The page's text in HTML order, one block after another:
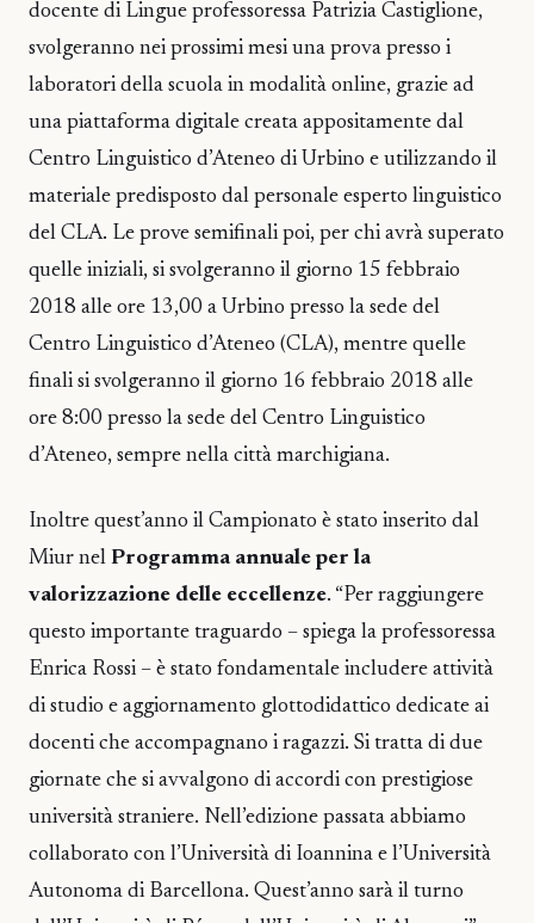
docente di Lingue professoressa Patrizia Castiglione,
svolgeranno nei prossimi mesi una prova presso i
laboratori della scuola in modalità online, grazie ad
una piattaforma digitale creata appositamente dal
Centro Linguistico d’Ateneo di Urbino e utilizzando il
materiale predisposto dal personale esperto linguistico
del CLA. Le prove semifinali poi, per chi avrà superato
quelle iniziali, si svolgeranno il giorno 15 febbraio
2018 alle ore 13,00 a Urbino presso la sede del
Centro Linguistico d’Ateneo (CLA), mentre quelle
finali si svolgeranno il giorno 16 febbraio 2018 alle
ore 8:00 presso la sede del Centro Linguistico
d’Ateneo, sempre nella città marchigiana.
Inoltre quest’anno il Campionato è stato inserito dal
Miur nel Programma annuale per la
valorizzazione delle eccellenze. “Per raggiungere
questo importante traguardo – spiega la professoressa
Enrica Rossi – è stato fondamentale includere attività
di studio e aggiornamento glottodidattico dedicate ai
docenti che accompagnano i ragazzi. Si tratta di due
giornate che si avvalgono di accordi con prestigiose
università straniere. Nell’edizione passata abbiamo
collaborato con l’Università di Ioannina e l’Università
Autonoma di Barcellona. Quest’anno sarà il turno